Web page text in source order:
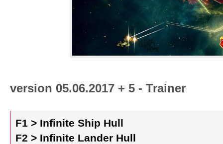
version 05.06.2017 + 5 - Trainer
F1 > Infinite Ship Hull
F2 > Infinite Lander Hull